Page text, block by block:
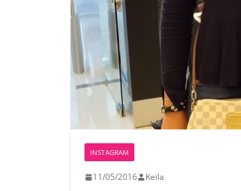
INSTAGRAM
11/05/2016 Keila